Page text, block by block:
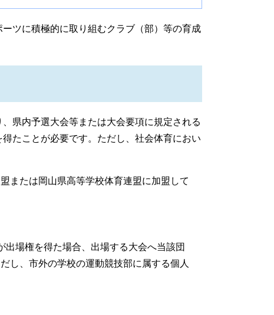
ツに積極的に取り組むクラブ（部）等の育成
県内予選大会等または大会要項に規定される
たことが必要です。ただし、社会体育におい
または岡山県高等学校体育連盟に加盟して
場権を得た場合、出場する大会へ当該団
し、市外の学校の運動競技部に属する個人